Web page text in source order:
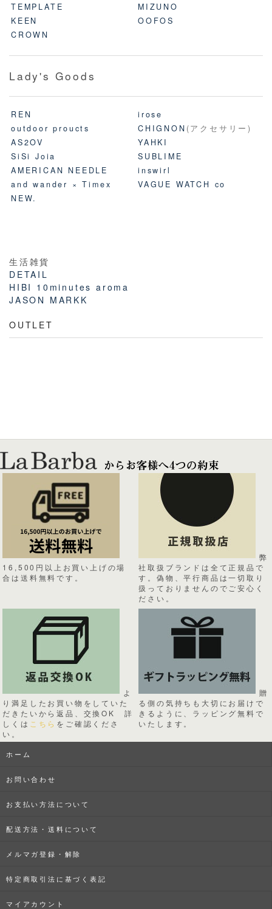
TEMPLATE
MIZUNO
KEEN
OOFOS
CROWN
Lady's Goods
REN
irose
outdoor proucts
CHIGNON (アクセサリー)
AS2OV
YAHKI
SiSi Joia
SUBLIME
AMERICAN NEEDLE
inswirl
and wander × Timex
VAGUE WATCH co
NEW.
生活雑貨
DETAIL
HIBI 10minutes aroma
JASON MARKK
OUTLET
16,500円以上お買い上げの場
合は送料無料です。
弊
社取扱ブランドは全て正規品で
す。偽物、平行商品は一切取り
扱っておりませんのでご安心く
ださい。
よ
り満足したお買い物をしていた
だきたいから返品、交換OK 詳
しくは こちら をご確認くださ
い。
贈
る側の気持ちも大切にお届けで
きるように、ラッピング無料で
いたします。
ホーム
お問い合わせ
お支払い方法について
配送方法・送料について
メルマガ登録・解除
特定商取引法に基づく表記
マイアカウント